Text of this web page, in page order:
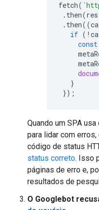
fetch(
. then(res
. then((
if ( !
const
}
});
Quando um SPA
para lidar com
código de status
status correto. Isso
páginas de erro e,
resultados de
O Googlebot